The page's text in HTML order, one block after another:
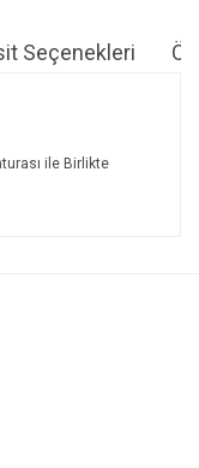
Seçenekleri
ile Birlikte